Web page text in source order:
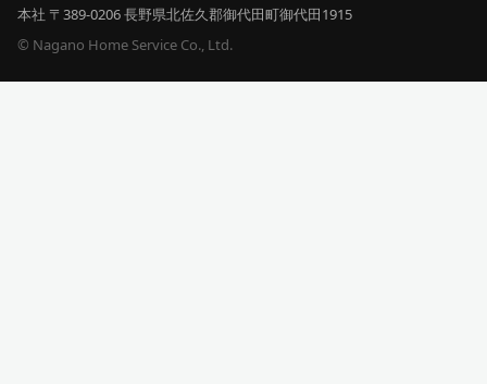
本社 〒389-0206 長野県北佐久郡御代田町御代田1915
© Nagano Home Service Co., Ltd.